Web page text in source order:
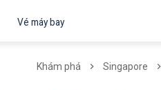
Vé máy bay
Khám phá Singapore